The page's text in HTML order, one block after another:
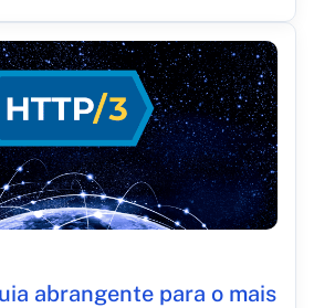
abrangente para o mais